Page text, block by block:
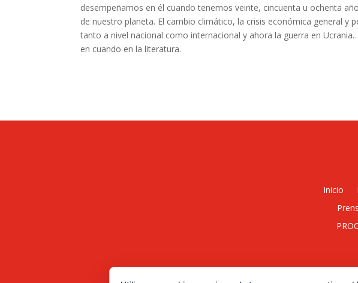
desempeñamos en él cuando tenemos veinte, cincuenta u ochenta
de nuestro planeta. El cambio climático, la crisis económica general
tanto a nivel nacional como internacional y ahora la guerra en
en cuando en la literatura.
Inicio